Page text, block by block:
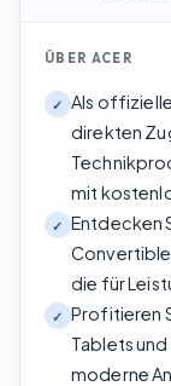
ÜBER ACER
✓
Als
direkten
mit
✓
Entdecken
die für
✓
Profitieren
Tablets
moderne